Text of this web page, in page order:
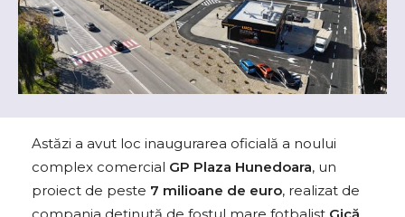
Astăzi a avut loc inaugurarea oficială a noului
complex comercial GP Plaza Hunedoara, un
proiect de peste 7 milioane de euro, realizat de